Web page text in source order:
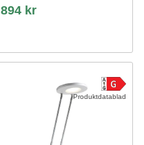
894 kr
Produktdatablad